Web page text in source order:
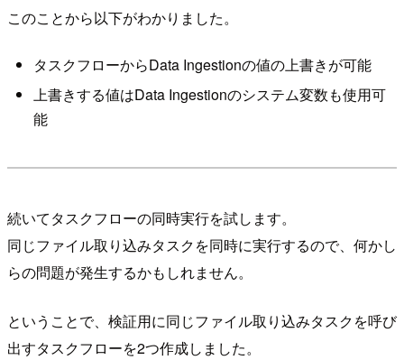
このことから以下がわかりました。
タスクフローからData Ingestionの値の上書きが可能
上書きする値はData Ingestionのシステム変数も使用可
能
続いてタスクフローの同時実行を試します。
同じファイル取り込みタスクを同時に実行するので、何かし
らの問題が発生するかもしれません。
ということで、検証用に同じファイル取り込みタスクを呼び
出すタスクフローを2つ作成しました。